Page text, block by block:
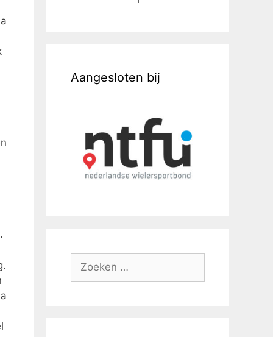
Aangesloten bij